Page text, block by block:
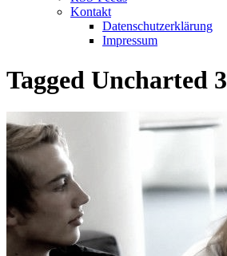
Kontakt
Datenschutzerklärung
Impressum
Tagged Uncharted 3